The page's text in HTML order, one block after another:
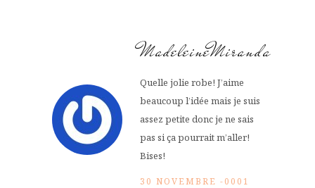
MadeleineMiranda
Quelle jolie robe! J’aime
beaucoup l’idée mais je suis
assez petite donc je ne sais
pas si ça pourrait m’aller!
Bises!
30 NOVEMBRE -0001